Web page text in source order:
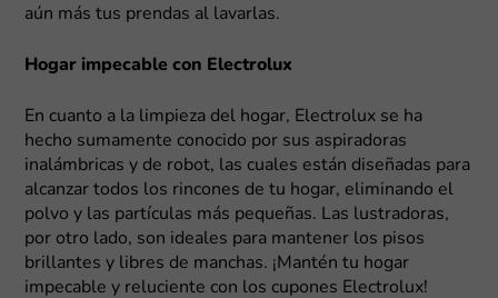
aún más tus prendas al lavarlas.
Hogar impecable con Electrolux
En cuanto a la limpieza del hogar, Electrolux se ha
hecho sumamente conocido por sus aspiradoras
inalámbricas y de robot, las cuales están diseñadas para
alcanzar todos los rincones de tu hogar, eliminando el
polvo y las partículas más pequeñas. Las lustradoras,
por otro lado, son ideales para mantener los pisos
brillantes y libres de manchas. ¡Mantén tu hogar
impecable y reluciente con los cupones Electrolux!